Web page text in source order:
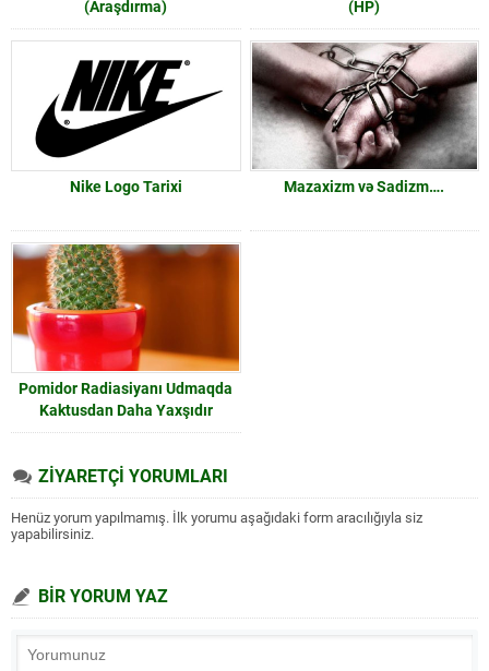
(Araşdırma)
(HP)
Nike Logo Tarixi Mazaxizm və Sadizm….
Pomidor Radiasiyanı Udmaqda
Kaktusdan Daha Yaxşıdır
ZİYARETÇİ YORUMLARI
Henüz yorum yapılmamış. İlk yorumu aşağıdaki form aracılığıyla siz
yapabilirsiniz.
BİR YORUM YAZ